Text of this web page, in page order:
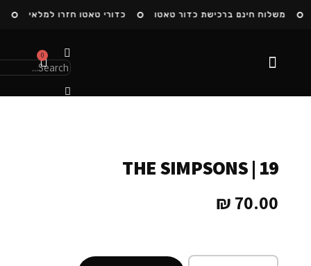
משלוח חינם ברכישת כדור טאטו כדורי טאטו חזרו למלאי
0
THE SIMPSONS | 19
70.00
₪